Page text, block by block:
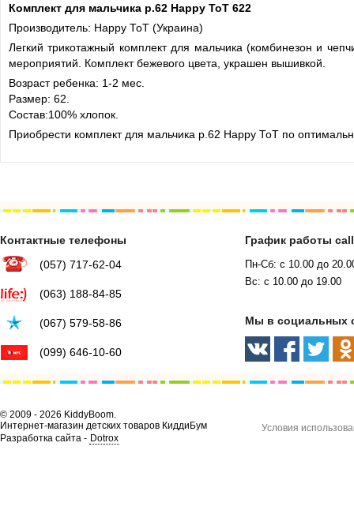
Комплект для мальчика р.62 Нарру ТоТ 622
Производитель: Нарру ТоТ (Украина)
Легкий трикотажный комплект для мальчика (комбинезон и
мероприятий. Комплект бежевого цвета, украшен вышивкой.
Возраст ребенка: 1-2 мес.
Размер: 62.
Состав:100% хлопок.
Приобрести комплект для мальчика р.62 Нарру ТоТ по
Контактные телефоны
(057) 717-62-04
(063) 188-84-85
(067) 579-58-86
(099) 646-10-60
График работы
Пн-Сб: с 10.00 до
Вс: с 10.00 до 19.00
Мы в социальных
© 2009 - 2026 KiddyBoom.
Интернет-магазин детских товаров КиддиБум
Разработка сайта - Dotrox
Условия